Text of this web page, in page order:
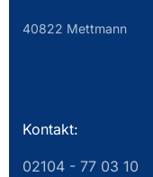
40822 Mettmann
Kontakt:
02104 - 77 03 10